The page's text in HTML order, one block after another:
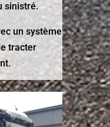
sinistré.
un système
tracter